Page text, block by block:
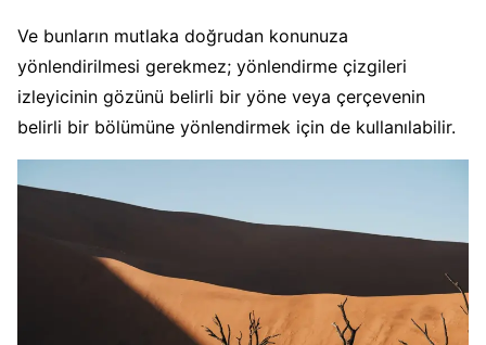
Ve bunların mutlaka doğrudan konunuza
yönlendirilmesi gerekmez; yönlendirme çizgileri
izleyicinin gözünü belirli bir yöne veya çerçevenin
belirli bir bölümüne yönlendirmek için de kullanılabilir.